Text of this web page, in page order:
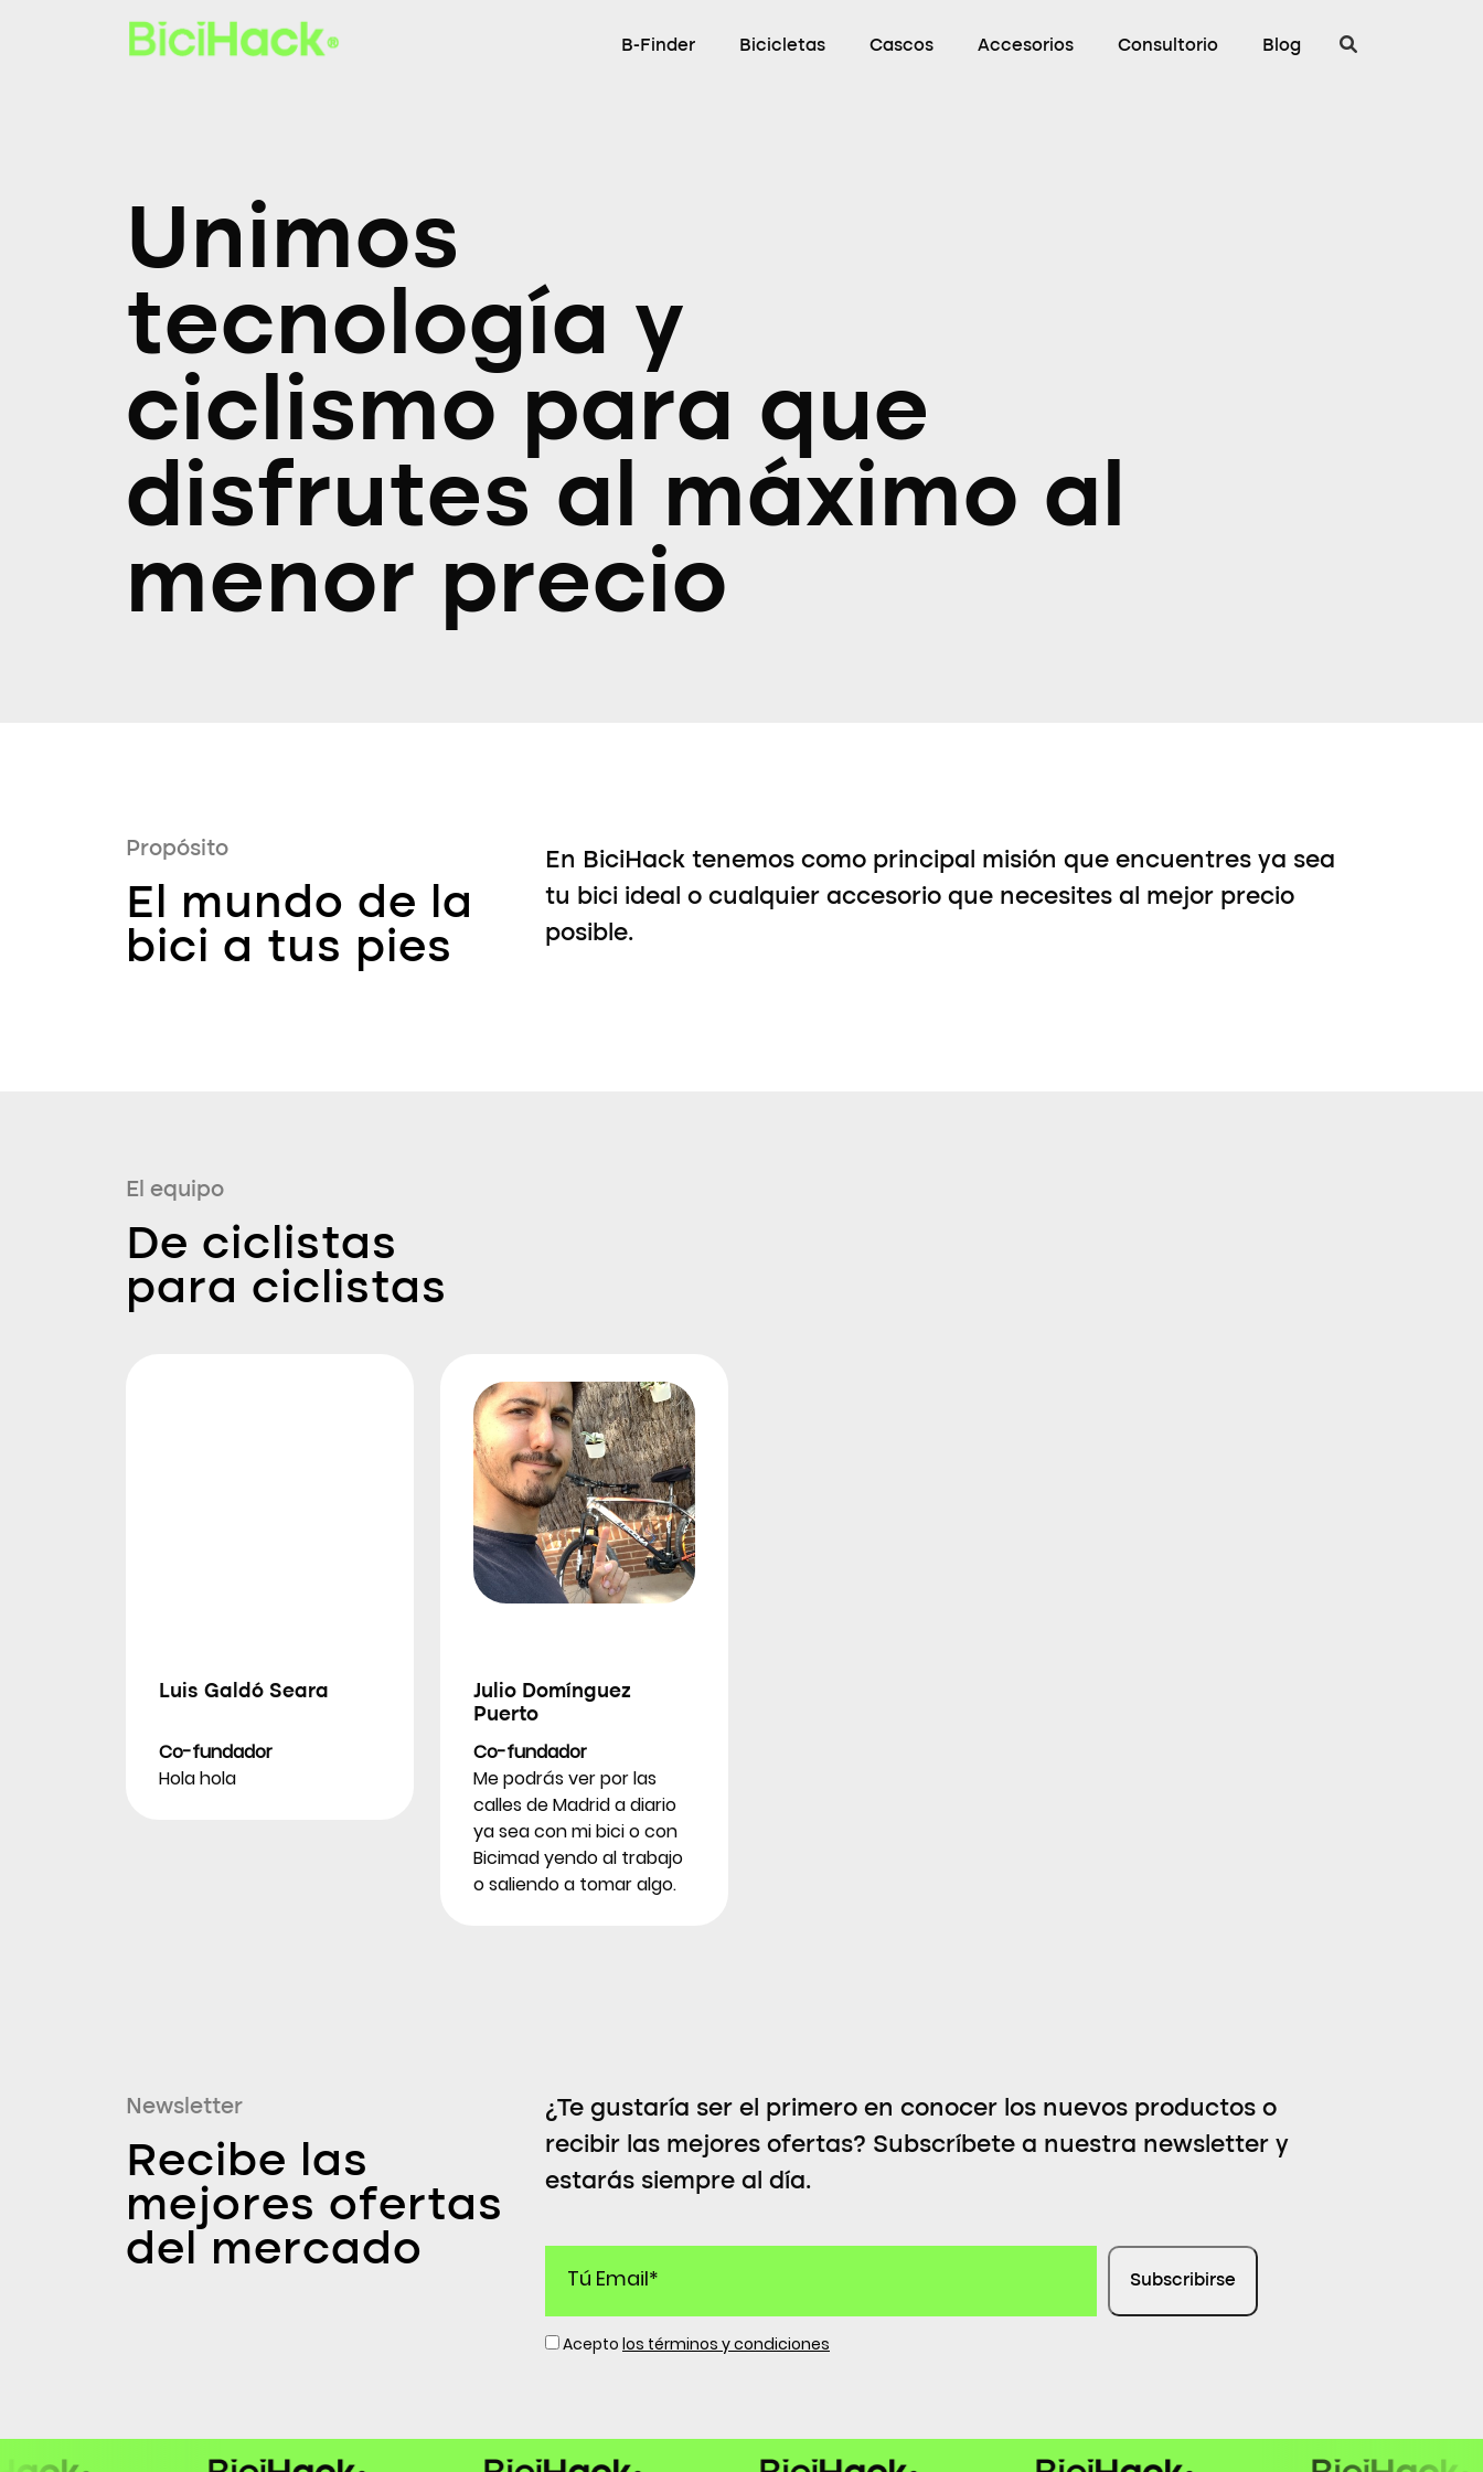
B-Finder Bicicletas Cascos Accesorios Consultorio Blog
Unimos
tecnología y
ciclismo para que
disfrutes al máximo al
menor precio
Propósito
El mundo de la
bici a tus pies
En BiciHack tenemos como principal misión que encuentres ya sea
tu bici ideal o cualquier accesorio que necesites al mejor precio
posible.
El equipo
De ciclistas
para ciclistas
Luis Galdó Seara
Co-fundador
Hola hola
Julio Domínguez
Puerto
Co-fundador
Me podrás ver por las
calles de Madrid a diario
ya sea con mi bici o con
Bicimad yendo al trabajo
o saliendo a tomar algo.
Newsletter
Recibe las
mejores ofertas
del mercado
¿Te gustaría ser el primero en conocer los nuevos productos o
recibir las mejores ofertas? Subscríbete a nuestra newsletter y
estarás siempre al día.
Acepto los términos y condiciones